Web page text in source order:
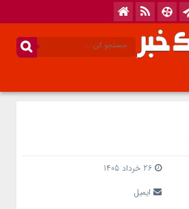
26 خرداد 1405
ایمیل